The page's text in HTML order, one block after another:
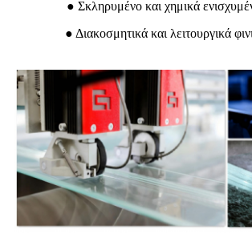
● Σκληρυμένο και χημικά
● Διακοσμητικά και λειτουργικά